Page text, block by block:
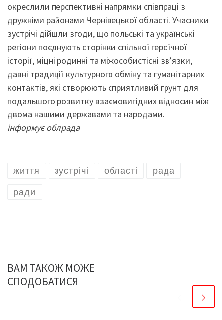
окреслили перспективні напрямки спів­праці з
дружніми районами Чернівецької області. Учасники
зустрічі дійшли згоди, що польські та українські
регіони поєднують сторінки спільної героїчної
історії, міцні родинні та міжособистісні зв’язки,
давні традиції культурного обміну та гуманітарних
контактів, які створюють сприятливий грунт для
подальшого розвитку взаємовигідних відносин між
двома нашими державами та народами.
інформує облрада
життя зустрічі області рада
ради
ВАМ ТАКОЖ МОЖЕ
СПОДОБАТИСЯ